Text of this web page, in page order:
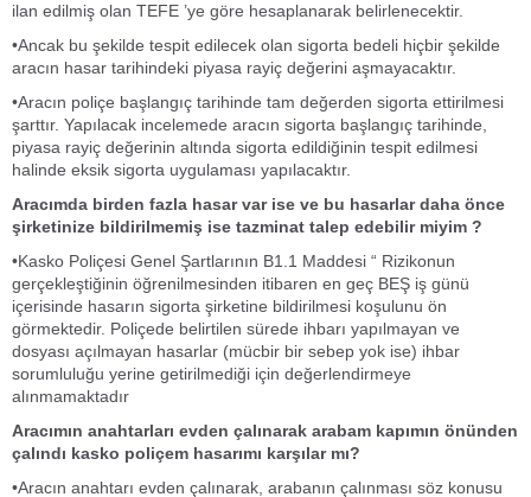
ilan edilmiş olan TEFE ’ye göre hesaplanarak belirlenecektir.
•Ancak bu şekilde tespit edilecek olan sigorta bedeli hiçbir şekilde
aracın hasar tarihindeki piyasa rayiç değerini aşmayacaktır.
•Aracın poliçe başlangıç tarihinde tam değerden sigorta ettirilmesi
şarttır. Yapılacak incelemede aracın sigorta başlangıç tarihinde,
piyasa rayiç değerinin altında sigorta edildiğinin tespit edilmesi
halinde eksik sigorta uygulaması yapılacaktır.
Aracımda birden fazla hasar var ise ve bu hasarlar daha önce
şirketinize bildirilmemiş ise tazminat talep edebilir miyim ?
•Kasko Poliçesi Genel Şartlarının B1.1 Maddesi “ Rizikonun
gerçekleştiğinin öğrenilmesinden itibaren en geç BEŞ iş günü
içerisinde hasarın sigorta şirketine bildirilmesi koşulunu ön
görmektedir. Poliçede belirtilen sürede ihbarı yapılmayan ve
dosyası açılmayan hasarlar (mücbir bir sebep yok ise) ihbar
sorumluluğu yerine getirilmediği için değerlendirmeye
alınmamaktadır
Aracımın anahtarları evden çalınarak arabam kapımın önünden
çalındı kasko poliçem hasarımı karşılar mı?
•Aracın anahtarı evden çalınarak, arabanın çalınması söz konusu